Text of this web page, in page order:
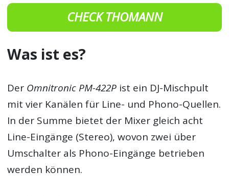
CHECK THOMANN
Was ist es?
Der Omnitronic PM-422P ist ein DJ-Mischpult
mit vier Kanälen für Line- und Phono-Quellen.
In der Summe bietet der Mixer gleich acht
Line-Eingänge (Stereo), wovon zwei über
Umschalter als Phono-Eingänge betrieben
werden können.